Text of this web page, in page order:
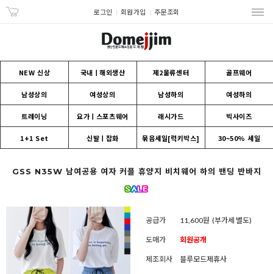
로그인 회원가입 주문조회
NEW 신상 국내ㅣ해외생산 제2물류센터 골프웨어
남성상의 여성상의 남성하의 여성하의
트레이닝 요가ㅣ스포츠웨어 래시가드 빅사이즈
1+1 Set 신발ㅣ잡화 묶음세일[럭키박스] 30~50% 세일
GSS N35W 남여공용 여자 커플 휴양지 비치웨어 하의 밴딩 반바지
공급가 11,600원 (부가세 별도)
도매가 회원공개
제조회사 블루모드제휴사